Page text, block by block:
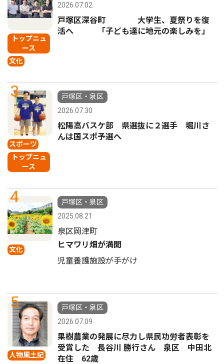
トップニュ
ース
文化
2026.07.02
戸塚区深谷町 大学生、夏祭りを復
活へ 「子ども達に地元の楽しみを」
3
スポーツ
トップニュ
ース
戸塚区・泉区
2026.07.30
松陽高バスケ部 県選抜に２選手 堀川さ
んは国スポ予選へ
4
文化
戸塚区・泉区
2025.08.21
泉区岡津町
ヒマワリ畑が満開
児童養護施設が手がけ
5
人物風土記
戸塚区・泉区
2026.07.09
果樹農業の発展に尽力し県民功労者表彰を
受賞した 長谷川 勝行さん 泉区 中田北
在住 62歳